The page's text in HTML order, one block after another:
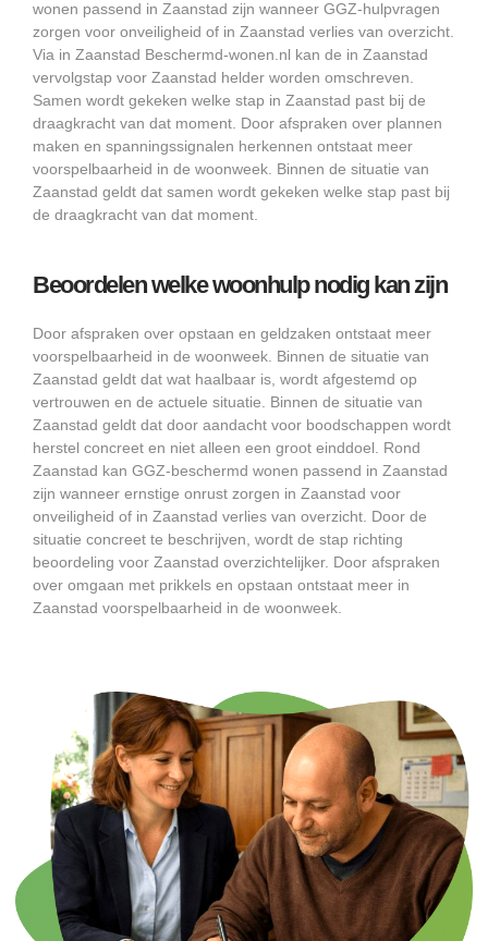
wonen passend in Zaanstad zijn wanneer GGZ-hulpvragen
zorgen voor onveiligheid of in Zaanstad verlies van overzicht.
Via in Zaanstad Beschermd-wonen.nl kan de in Zaanstad
vervolgstap voor Zaanstad helder worden omschreven.
Samen wordt gekeken welke stap in Zaanstad past bij de
draagkracht van dat moment. Door afspraken over plannen
maken en spanningssignalen herkennen ontstaat meer
voorspelbaarheid in de woonweek. Binnen de situatie van
Zaanstad geldt dat samen wordt gekeken welke stap past bij
de draagkracht van dat moment.
Beoordelen welke woonhulp nodig kan zijn
Door afspraken over opstaan en geldzaken ontstaat meer
voorspelbaarheid in de woonweek. Binnen de situatie van
Zaanstad geldt dat wat haalbaar is, wordt afgestemd op
vertrouwen en de actuele situatie. Binnen de situatie van
Zaanstad geldt dat door aandacht voor boodschappen wordt
herstel concreet en niet alleen een groot einddoel. Rond
Zaanstad kan GGZ-beschermd wonen passend in Zaanstad
zijn wanneer ernstige onrust zorgen in Zaanstad voor
onveiligheid of in Zaanstad verlies van overzicht. Door de
situatie concreet te beschrijven, wordt de stap richting
beoordeling voor Zaanstad overzichtelijker. Door afspraken
over omgaan met prikkels en opstaan ontstaat meer in
Zaanstad voorspelbaarheid in de woonweek.